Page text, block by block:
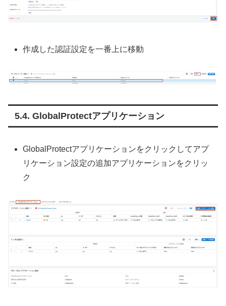
作成した認証設定を一番上に移動
GlobalProtectアプリケーション
GlobalProtectアプリケーションをクリックしてアプ
リケーション設定の追加アプリケーションをクリッ
ク